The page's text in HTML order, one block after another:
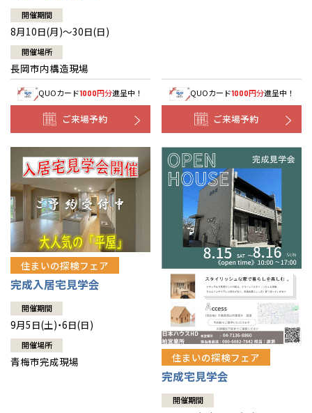
開催期間
8月10日(月)～30日(日)
開催場所
長岡市内構造現場
QUOカード1000円分進呈中！
ご来場予約
QUOカード1000円分進呈中！
ご来場予約
住まいの探検フェア
完成入居宅見学会
開催期間
9月5日(土)・6日(日)
開催場所
青梅市完成現場 住まいの探検フェア
完成宅見学会
開催期間